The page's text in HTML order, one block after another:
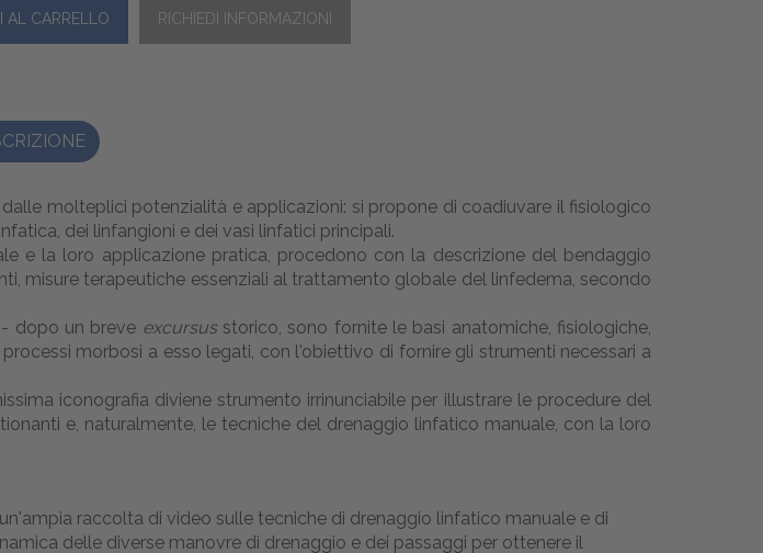
molteplici potenzialità e applicazioni: si propone di coadiuvare il fisiologico
dei linfangioni e dei vasi linfatici principali.
e la loro applicazione pratica, procedono con la descrizione del bendaggio
misure terapeutiche essenziali al trattamento globale del linfedema, secondo
- dopo un breve excursusstorico, sono fornite le basi anatomiche, fisiologiche,
morbosi a esso legati, con l'obiettivo di fornire gli strumenti necessari a
iconografia diviene strumento irrinunciabile per illustrare le procedure del
e, naturalmente, le tecniche del drenaggio linfatico manuale, con la loro
raccolta di video sulle tecniche di drenaggio linfatico manuale e di
delle diverse manovre di drenaggio e dei passaggi per ottenere il